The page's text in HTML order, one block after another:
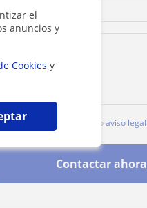
el
anuncios y
Cookies y
clic, aceptas nuestroaviso legal
Contactar ahora